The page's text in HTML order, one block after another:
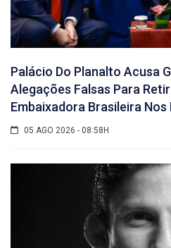
Palácio Do Planalto Acusa
Alegações Falsas Para
Embaixadora Brasileira Nos
05 AGO 2026 - 08:58H